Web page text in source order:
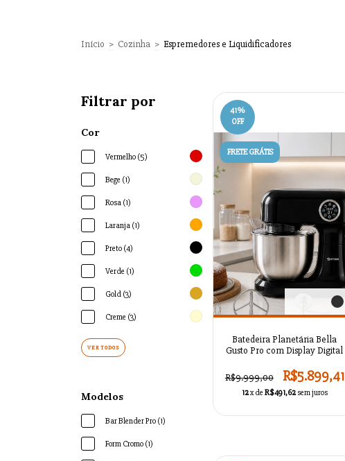
Início > Cozinha > Espremedores e Liquidificadores
Filtrar por
Cor
Vermelho (5)
Bege (1)
Rosa (1)
Laranja (1)
Preto (4)
Verde (1)
Gold (3)
Creme (3)
VER TODOS
Modelos
Bar Blender Pro (1)
Form Cromo (1)
41%
OFF
FRETE GRÁTIS
Batedeira Planetária Bella
Gusto Pro com Display Digital
R$9.999,00 R$5.899,41
12x de R$491,62 sem juros